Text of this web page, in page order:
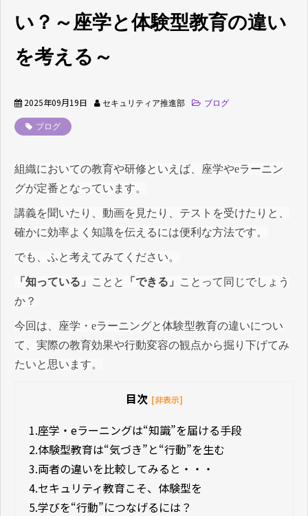
い？～座学と体験型教育の違い
を考える～
2025年09月19日 セキュリティア推進部 ブログ
ブログ
組織においての教育や研修といえば、座学やeラーニン
グが定番となっています。
講義を聞いたり、動画を見たり、テストを受けたりと、
確かに効率よく知識を伝えるには便利な方法です。
でも、ふと考えてみてください。
「知っている」 ことと 「できる」
ことって同じでしょう
か？
今回は、座学・eラーニングと体験型教育の違いについ
て、実際の教育効果や行動変容の観点から掘り下げてみ
たいと思います。
目次 [非表示]
1.座学・eラーニングは“知識”を届ける手段
2.体験型教育は“気づき”と“行動”を生む
3.両者の違いを比較してみると・・・
4.セキュリティ教育こそ、体験型を
5.学びを“行動”につなげるには？